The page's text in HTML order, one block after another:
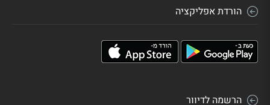
הורדת אפליקציה
הרשמה לדיוור